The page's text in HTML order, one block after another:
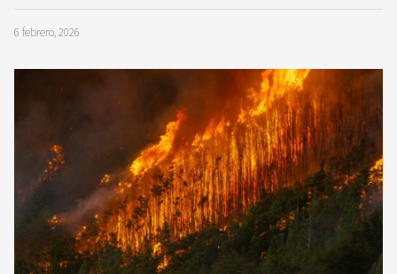
6 febrero, 2026